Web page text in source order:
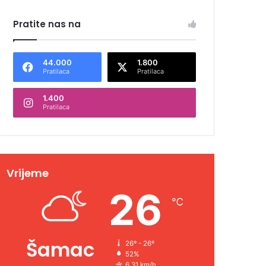
Pratite nas na
44.000
Pratilaca
1.800
Pratilaca
1.400
Pratilaca
Vrijeme
Šamac
26 ℃
26º - 26º
52%